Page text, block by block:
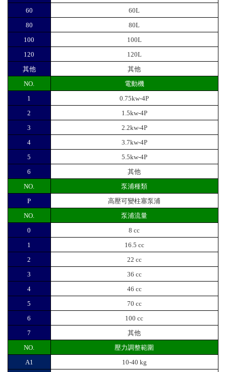
60
60L
80
80L
100
100L
120
120L
其他
其他
NO.
電動機
1
0.75kw-4P
2
1.5kw-4P
3
2.2kw-4P
4
3.7kw-4P
5
5.5kw-4P
6
其他
NO.
泵浦種類
P
高壓可變柱塞泵浦
NO.
泵浦流量
0
8 cc
1
16.5 cc
2
22 cc
3
36 cc
4
46 cc
5
70 cc
6
100 cc
7
其他
NO.
壓力調整範圍
A1
10-40 kg